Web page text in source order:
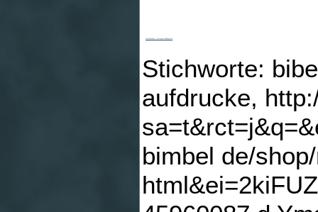
Stichworte:
aufdrucke,
bimbel de/